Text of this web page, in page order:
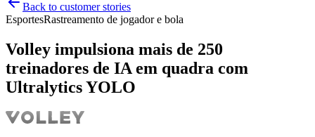
Back to customer stories
EsportesRastreamento de jogador e bola
Volley impulsiona mais de 250
treinadores de IA em quadra com
Ultralytics YOLO